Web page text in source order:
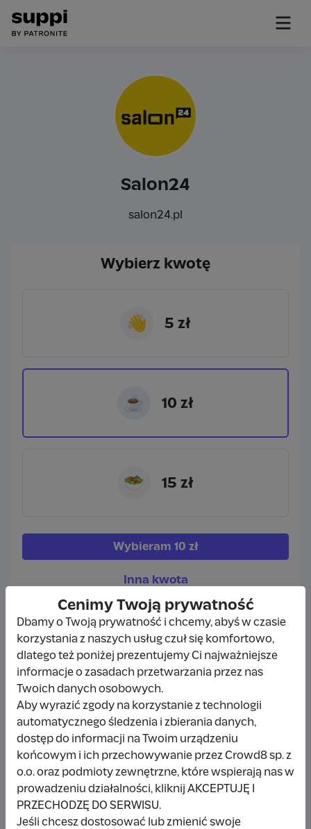
Salon24
salon24.pl
Wybierz kwotę
👋 5 zł
☕ 10 zł
🥗 15 zł
Wybieram 10 zł
Inna kwota
Udostępnij Zgłoś
Wpłacający/a
Wpłata anonimowa
Cenimy Twoją prywatność
Dbamy o Twoją prywatność i chcemy, abyś w czasie
korzystania z naszych usług czuł się komfortowo,
dlatego też poniżej prezentujemy Ci najważniejsze
informacje o zasadach przetwarzania przez nas
Twoich danych osobowych.
Aby wyrazić zgody na korzystanie z technologii
automatycznego śledzenia i zbierania danych,
dostęp do informacji na Twoim urządzeniu
końcowym i ich przechowywanie przez Crowd8 sp. z
o.o. oraz podmioty zewnętrzne, które wspierają nas w
prowadzeniu działalności, kliknij AKCEPTUJĘ I
PRZECHODZĘ DO SERWISU.
Jeśli chcesz dostosować lub zmienić swoje